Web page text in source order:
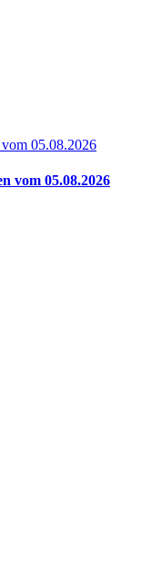
05.08.2026
vom 05.08.2026